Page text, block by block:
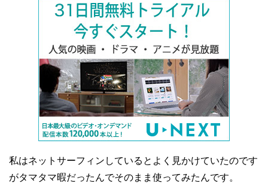
私はネットサーフィンしているとよく見かけていたのです
がタマタマ暇だったんでそのまま使ってみたんです。